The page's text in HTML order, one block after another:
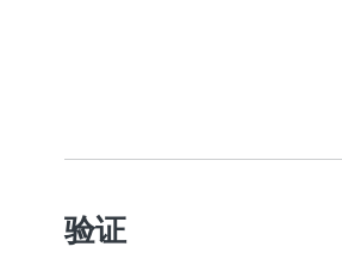
验证